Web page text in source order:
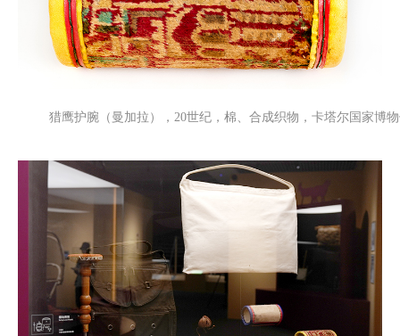
猎鹰护腕（曼加拉），20世纪，棉、合成织物，卡塔尔国家博